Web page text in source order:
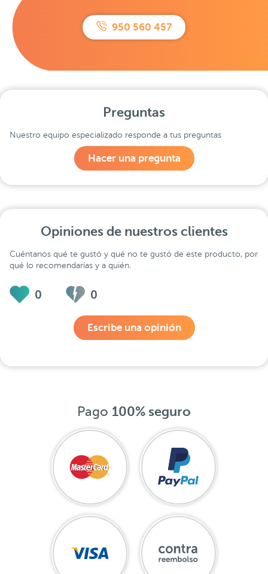
950 560 457
Preguntas
Nuestro equipo especializado responde a tus preguntas
Hacer una pregunta
Opiniones de nuestros clientes
Cuéntanos qué te gustó y qué no te gustó de este producto, por
qué lo recomendarías y a quién.
0 0
Escribe una opinión
Pago 100% seguro